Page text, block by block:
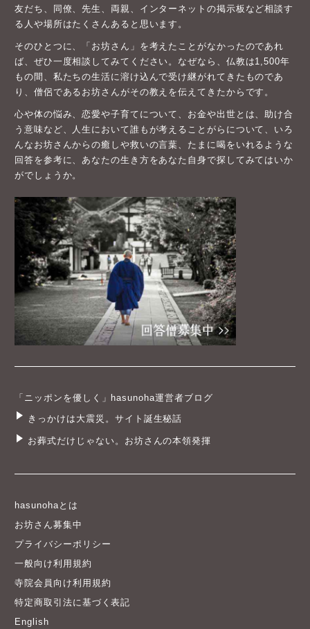
友だち、同僚、先生、両親、インターネットの掲示板など相談す
る人や場所はたくさんあると思います。
そのひとつに、「お坊さん」を考えたことがなかったのであれ
ば、ぜひ一度相談してみてください。なぜなら、仏教は1,500年
もの間、私たちの生活に溶け込んで受け継がれてきたものであ
り、僧侶であるお坊さんがその教えを伝えてきたからです。
心や体の悩み、恋愛や子育てについて、お金や出世とは、助け合
う意味など、人生において誰もが考えることがらについて、いろ
んなお坊さんからの癒しや救いの言葉、たまに喝をいれるような
回答を参考に、あなたの生き方をあなた自身で探してみてはいか
がでしょうか。
「ニッポンを優しく」hasunoha運営者ブログ
きっかけは大震災。サイト誕生秘話
お葬式だけじゃない。お坊さんの本領発揮
hasunohaとは
お坊さん募集中
プライバシーポリシー
一般向け利用規約
寺院会員向け利用規約
特定商取引法に基づく表記
English